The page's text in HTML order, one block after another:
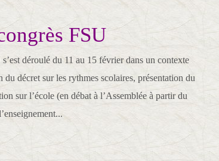
FSU
déroulé du 11 au 15 février dans un contexte
décret sur les rythmes scolaires, présentation du
sur l’école (en débat à l’Assemblée à partir du